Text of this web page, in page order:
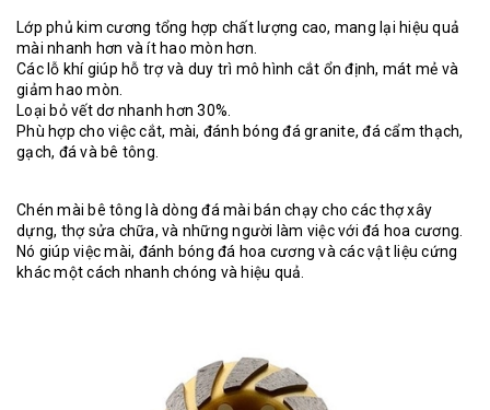
Lớp phủ kim cương tổng hợp chất lượng cao, mang lại hiệu quả
mài nhanh hơn và ít hao mòn hơn.
Các lỗ khí giúp hỗ trợ và duy trì mô hình cắt ổn định, mát mẻ và
giảm hao mòn.
Loại bỏ vết dơ nhanh hơn 30%.
Phù hợp cho việc cắt, mài, đánh bóng đá granite, đá cẩm thạch,
gạch, đá và bê tông.
Chén mài bê tông là dòng đá mài bán chạy cho các thợ xây
dựng, thợ sửa chữa, và những người làm việc với đá hoa cương.
Nó giúp việc mài, đánh bóng đá hoa cương và các vật liệu cứng
khác một cách nhanh chóng và hiệu quả.